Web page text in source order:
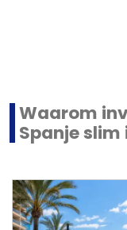
Waarom
Spanje slim